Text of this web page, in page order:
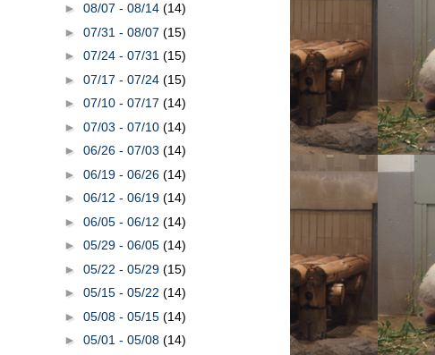
► 08/07 - 08/14 (14)
► 07/31 - 08/07 (15)
► 07/24 - 07/31 (15)
► 07/17 - 07/24 (15)
► 07/10 - 07/17 (14)
► 07/03 - 07/10 (14)
► 06/26 - 07/03 (14)
► 06/19 - 06/26 (14)
► 06/12 - 06/19 (14)
► 06/05 - 06/12 (14)
► 05/29 - 06/05 (14)
► 05/22 - 05/29 (15)
► 05/15 - 05/22 (14)
► 05/08 - 05/15 (14)
► 05/01 - 05/08 (14)